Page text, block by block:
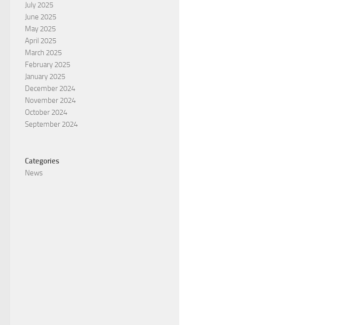
July 2025
June 2025
May 2025
April 2025
March 2025
February 2025
January 2025
December 2024
November 2024
October 2024
September 2024
Categories
News